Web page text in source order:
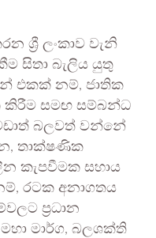
ශ්‍රී ලංකාව වැනි
සිතා බැලිය යුතු
එකක් නම්, ජාතික
කිරීම සමඟ සම්බන්ධ
බලවත් වන්නේ
තාක්ෂණික
කැපවීමක සහාය
රටක අනාගතය
ප්‍රධාන
මාර්ග, බලශක්ති